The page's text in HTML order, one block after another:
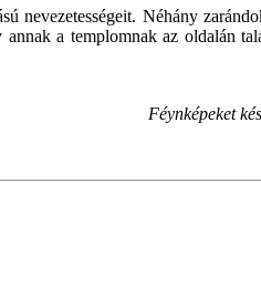
nevezetességeit. Néhány
a templomnak az oldalán
Féynképeket